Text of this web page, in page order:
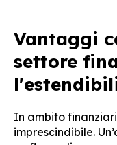
Vantaggi
settore
In ambito
imprescindibile.